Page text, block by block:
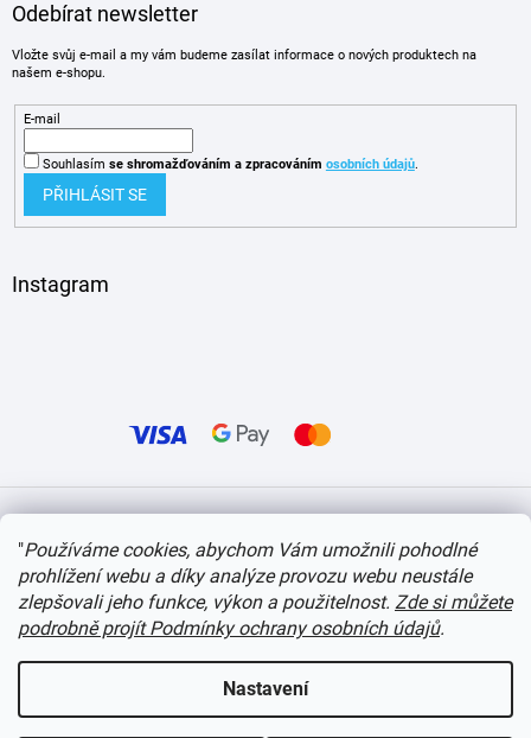
"Používáme cookies, abychom Vám umožnili pohodlné
prohlížení webu a díky analýze provozu webu neustále
zlepšovali jeho funkce, výkon a použitelnost. Zde si můžete
podrobně projít Podmínky ochrany osobních údajů.
Nastavení
Odebírat newsletter
Vložte svůj e-mail a my vám budeme zasílat informace o nových produktech na
našem e-shopu.
E-mail
Souhlasím se shromažďováním a zpracováním osobních údajů.
PŘIHLÁSIT SE
Instagram
Copyright 2026 itvlaky.cz . Všechna práva vyhrazena. Upravit nastavení cookies